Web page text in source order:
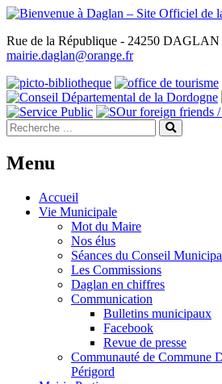
Rue de la République - 24250 DAGLAN
mairie.daglan@orange.fr
Menu
Accueil
Vie Municipale
Mot du Maire
Nos élus
Séances du Conseil
Les Commissions
Daglan en chiffres
Communication
Bulletins municipaux
Facebook
Revue de presse
Communauté de Commune
Périgord